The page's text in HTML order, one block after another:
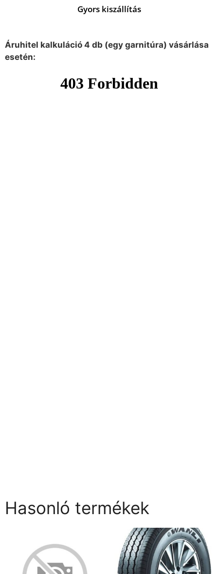
Gyors kiszállítás
Áruhitel kalkuláció 4 db (egy garnitúra) vásárlása
esetén:
Hasonló termékek